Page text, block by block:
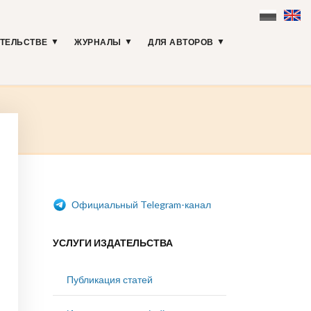
ЖУРНАЛЫ ДЛЯ АВТОРОВ
Официальный Telegram-канал
УСЛУГИ ИЗДАТЕЛЬСТВА
Публикация статей